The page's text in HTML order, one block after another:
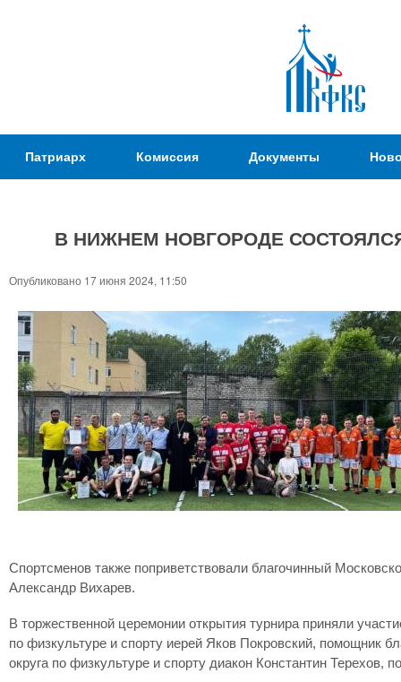
Патриаршая
Комиссия
вопросам
физической
культуры и
спорта
Патриарх Комиссия Документы
Вы
В НИЖНЕМ НОВГОРОДЕ
Опубликовано 17 июня 2024, 11:50
Спортсменов также поприветствовали благочинный
Александр Вихарев.
В торжественной церемонии открытия турнира приняли
по физкультуре и спорту иерей Яков Покровский, помощник
округа по физкультуре и спорту диакон Константин Терехов,